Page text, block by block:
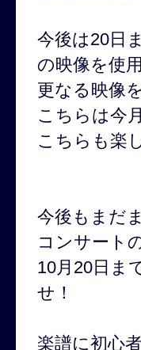
今後は20日
の映像を使
更なる映像
こちらは今
こちらも楽
今後もまだ
コンサート
10月20日ま
せ！
楽譜に初心